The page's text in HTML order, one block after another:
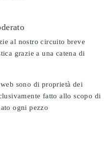
al nostro circuito breve
grazie a una catena di
sono di proprietà dei
fatto allo scopo di
ogni pezzo